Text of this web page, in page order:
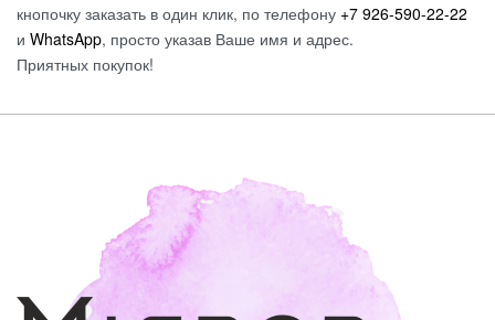
кнопочку заказать в один клик, по телефону +7 926-590-22-22
и WhatsApp, просто указав Ваше имя и адрес.
Приятных покупок!